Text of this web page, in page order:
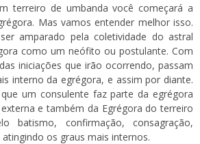
terreiro de umbanda você começará a
Mas vamos entender melhor isso.
amparado pela coletividade do astral
como um neófito ou postulante. Com
iniciações que irão ocorrendo, passam
interno da egrégora, e assim por diante.
um consulente faz parte da egrégora
e também da Egrégora do terreiro
batismo, confirmação, consagração,
os graus mais internos.